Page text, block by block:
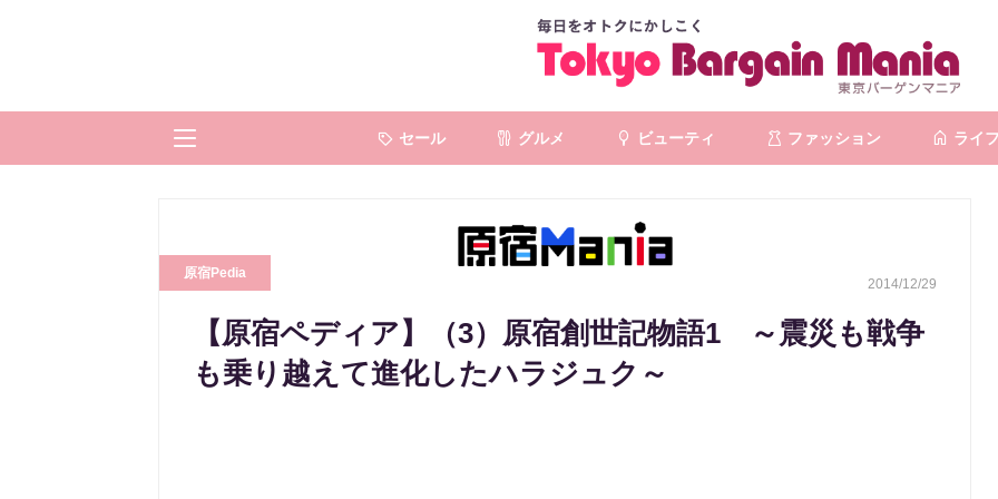
セール グルメ ビューティ ファッション ライフ
原宿Pedia
2014/12/29
【原宿ペディア】（3）原宿創世記物語1 ～震災も戦争
も乗り越えて進化したハラジュク～